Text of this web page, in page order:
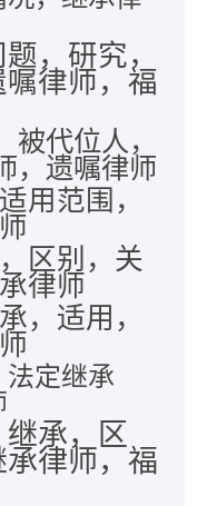
，研究，
律师，福
代位人，
，遗嘱律师
用范围，
区别，关
律师
，适用，
定继承
承，区
律师，福